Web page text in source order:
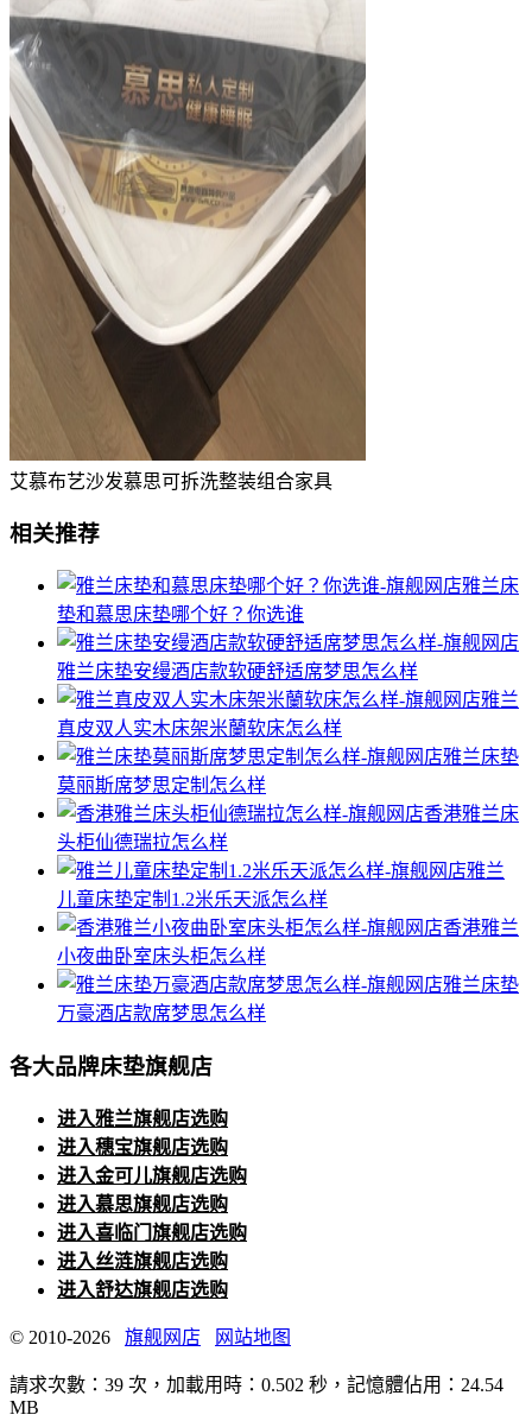
艾慕布艺沙发慕思可拆洗整装组合家具
相关推荐
雅兰床
垫和慕思床垫哪个好？你选谁
雅兰床垫安缦酒店款软硬舒适席梦思怎么样
雅兰
真皮双人实木床架米蘭软床怎么样
雅兰床垫
莫丽斯席梦思定制怎么样
香港雅兰床
头柜仙德瑞拉怎么样
雅兰
儿童床垫定制1.2米乐天派怎么样
香港雅兰
小夜曲卧室床头柜怎么样
雅兰床垫
万豪酒店款席梦思怎么样
各大品牌床垫旗舰店
进入雅兰旗舰店选购
进入穗宝旗舰店选购
进入金可儿旗舰店选购
进入慕思旗舰店选购
进入喜临门旗舰店选购
进入丝涟旗舰店选购
进入舒达旗舰店选购
© 2010-2026 旗舰网店 网站地图
請求次數：39 次，加載用時：0.502 秒，記憶體佔用：24.54
MB